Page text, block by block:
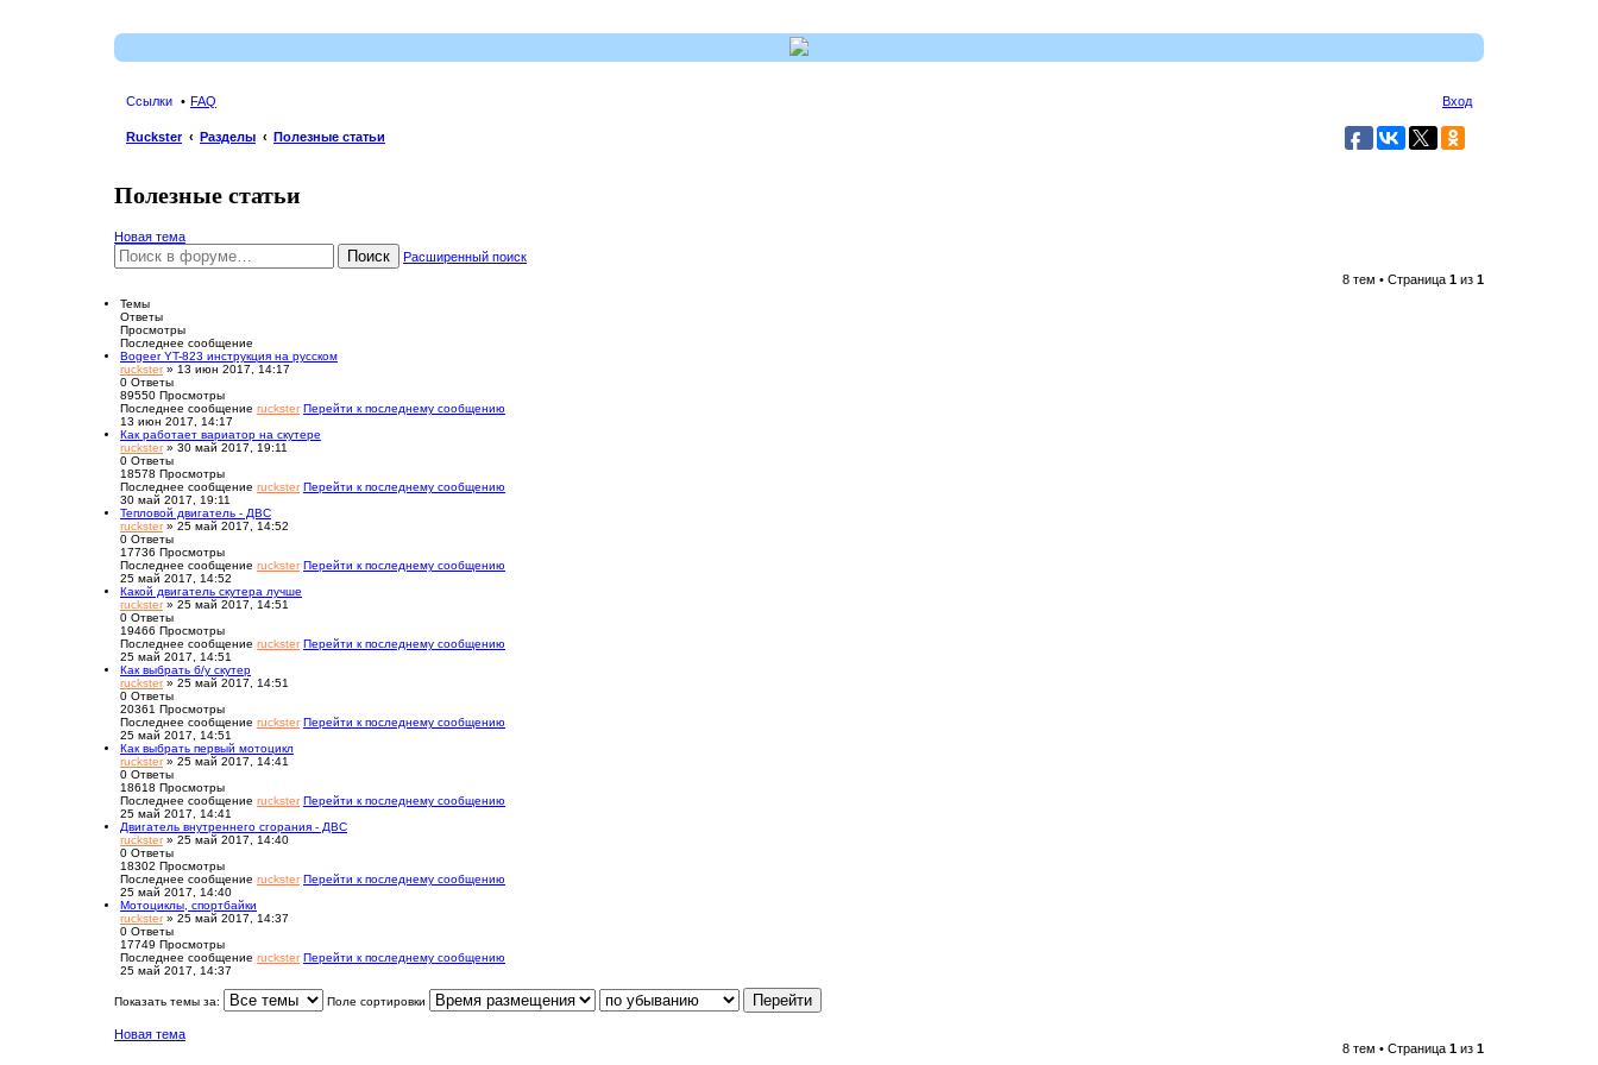
Ссылки FAQ Вход
Ruckster Разделы Полезные статьи
Полезные статьи
Новая тема
Поиск
Расширенный поиск
8 тем • Страница 1 из 1
Темы
Ответы
Просмотры
Последнее сообщение
Bogeer YT-823 инструкция на русском
ruckster» 13 июн 2017, 14:17
0 Ответы
89550 Просмотры
Последнее сообщение ruckster Перейти к последнему сообщению
13 июн 2017, 14:17
Как работает вариатор на скутере
ruckster» 30 май 2017, 19:11
0 Ответы
18578 Просмотры
Последнее сообщение ruckster Перейти к последнему сообщению
30 май 2017, 19:11
Тепловой двигатель - ДВС
ruckster» 25 май 2017, 14:52
0 Ответы
17736 Просмотры
Последнее сообщение ruckster Перейти к последнему сообщению
25 май 2017, 14:52
Какой двигатель скутера лучше
ruckster» 25 май 2017, 14:51
0 Ответы
19466 Просмотры
Последнее сообщение ruckster Перейти к последнему сообщению
25 май 2017, 14:51
Как выбрать б/у скутер
ruckster» 25 май 2017, 14:51
0 Ответы
20361 Просмотры
Последнее сообщение ruckster Перейти к последнему сообщению
25 май 2017, 14:51
Как выбрать первый мотоцикл
ruckster» 25 май 2017, 14:41
0 Ответы
18618 Просмотры
Последнее сообщение ruckster Перейти к последнему сообщению
25 май 2017, 14:41
Двигатель внутреннего сгорания - ДВС
ruckster» 25 май 2017, 14:40
0 Ответы
18302 Просмотры
Последнее сообщение ruckster Перейти к последнему сообщению
25 май 2017, 14:40
Мотоциклы, спортбайки
ruckster» 25 май 2017, 14:37
0 Ответы
17749 Просмотры
Последнее сообщение ruckster Перейти к последнему сообщению
25 май 2017, 14:37
Показать темы за: Поле сортировки
Новая тема
8 тем • Страница 1 из 1